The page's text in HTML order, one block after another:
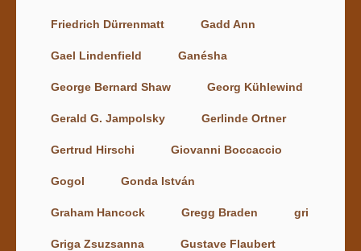
Friedrich Dürrenmatt Gadd Ann
Gael Lindenfield Ganésha
George Bernard Shaw Georg Kühlewind
Gerald G. Jampolsky Gerlinde Ortner
Gertrud Hirschi Giovanni Boccaccio
Gogol Gonda István
Graham Hancock Gregg Braden gri
Griga Zsuzsanna Gustave Flaubert